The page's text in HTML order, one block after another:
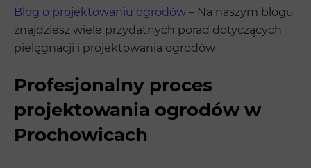
Blog o projektowaniu ogrodów – Na naszym blogu
znajdziesz wiele przydatnych porad dotyczących
pielęgnacji i projektowania ogrodów
Profesjonalny proces
projektowania ogrodów w
Prochowicach